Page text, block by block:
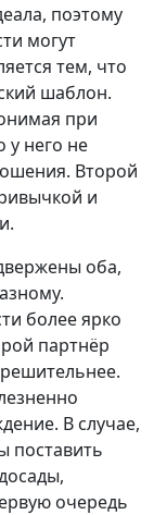
поэтому
могут
тем, что
шаблон.
при
у него не
Второй
и
оба,
более ярко
партнёр
В случае,
поставить
очередь